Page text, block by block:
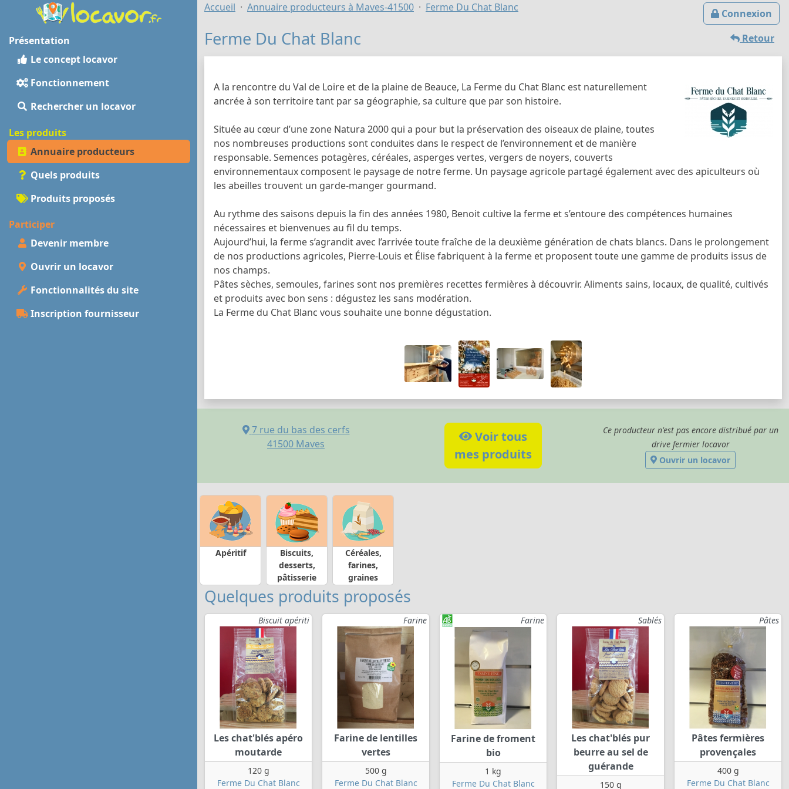
Présentation
Le concept locavor
Fonctionnement
Rechercher un locavor
Les produits
Annuaire producteurs
Quels produits
Produits proposés
Participer
Devenir membre
Ouvrir un locavor
Fonctionnalités du site
Inscription fournisseur
Connexion
Accueil Annuaire producteurs à Maves-41500 Ferme Du Chat Blanc
Retour
Ferme Du Chat Blanc
A la rencontre du Val de Loire et de la plaine de Beauce, La Ferme du Chat Blanc est naturellement
ancrée à son territoire tant par sa géographie, sa culture que par son histoire.
Située au cœur d’une zone Natura 2000 qui a pour but la préservation des oiseaux de plaine, toutes
nos nombreuses productions sont conduites dans le respect de l’environnement et de manière
responsable. Semences potagères, céréales, asperges vertes, vergers de noyers, couverts
environnementaux composent le paysage de notre ferme. Un paysage agricole partagé également avec des apiculteurs où
les abeilles trouvent un garde-manger gourmand.
Au rythme des saisons depuis la fin des années 1980, Benoit cultive la ferme et s’entoure des compétences humaines
nécessaires et bienvenues au fil du temps.
Aujourd’hui, la ferme s’agrandit avec l’arrivée toute fraîche de la deuxième génération de chats blancs. Dans le prolongement
de nos productions agricoles, Pierre-Louis et Élise fabriquent à la ferme et proposent toute une gamme de produits issus de
nos champs.
Pâtes sèches, semoules, farines sont nos premières recettes fermières à découvrir. Aliments sains, locaux, de qualité, cultivés
et produits avec bon sens : dégustez les sans modération.
La Ferme du Chat Blanc vous souhaite une bonne dégustation.
7 rue du bas des cerfs
41500 Maves
Voir tous
mes produits
Ce producteur n'est pas encore distribué par un
drive fermier locavor
Ouvrir un locavor
Apéritif
Biscuits,
desserts,
pâtisserie
Céréales,
farines,
graines
Quelques produits proposés
Biscuit apériti
Les chat'blés apéro
moutarde
120 g
Ferme Du Chat Blanc
Farine
Farine de lentilles
vertes
500 g
Ferme Du Chat Blanc
Farine
Farine de froment
bio
1 kg
Ferme Du Chat Blanc
Sablés
Les chat'blés pur
beurre au sel de
guérande
150 g
Pâtes
Pâtes fermières
provençales
400 g
Ferme Du Chat Blanc